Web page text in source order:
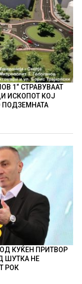
1“ СТРАВУВААТ
ИСКОПОТ КОЈ
ПОДЗЕМНАТА
КУЌЕН ПРИТВОР
ШУТКА НЕ
РОК